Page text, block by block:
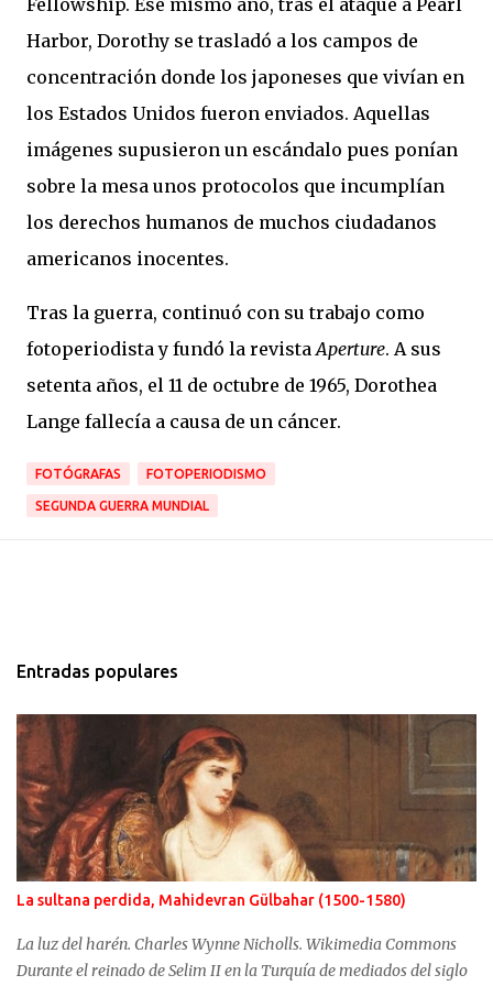
Fellowship. Ese mismo año, tras el ataque a Pearl
Harbor, Dorothy se trasladó a los campos de
concentración donde los japoneses que vivían en
los Estados Unidos fueron enviados. Aquellas
imágenes supusieron un escándalo pues ponían
sobre la mesa unos protocolos que incumplían
los derechos humanos de muchos ciudadanos
americanos inocentes.
Tras la guerra, continuó con su trabajo como
fotoperiodista y fundó la revistaAperture. A sus
setenta años, el 11 de octubre de 1965, Dorothea
Lange fallecía a causa de un cáncer.
FOTÓGRAFAS FOTOPERIODISMO
SEGUNDA GUERRA MUNDIAL
Entradas populares
La sultana perdida, Mahidevran Gülbahar (1500-1580)
La luz del harén. Charles Wynne Nicholls. Wikimedia Commons
Durante el reinado de Selim II en la Turquía de mediados del siglo